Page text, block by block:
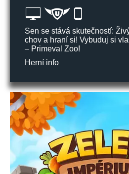
Sen se stává skutečností:
chov a hraní si! Vybuduj si
– Primeval Zoo!
Herní info